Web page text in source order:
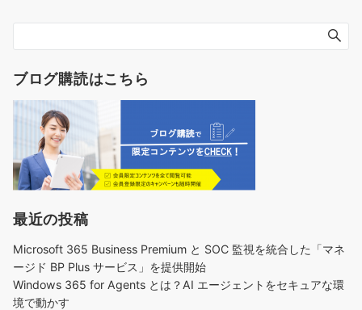
ブログ購読はこちら
最近の投稿
Microsoft 365 Business Premium と SOC 監視を統合した「マネ
ージド BP Plus サービス」を提供開始
Windows 365 for Agents とは？AI エージェントをセキュアな環
境で動かす